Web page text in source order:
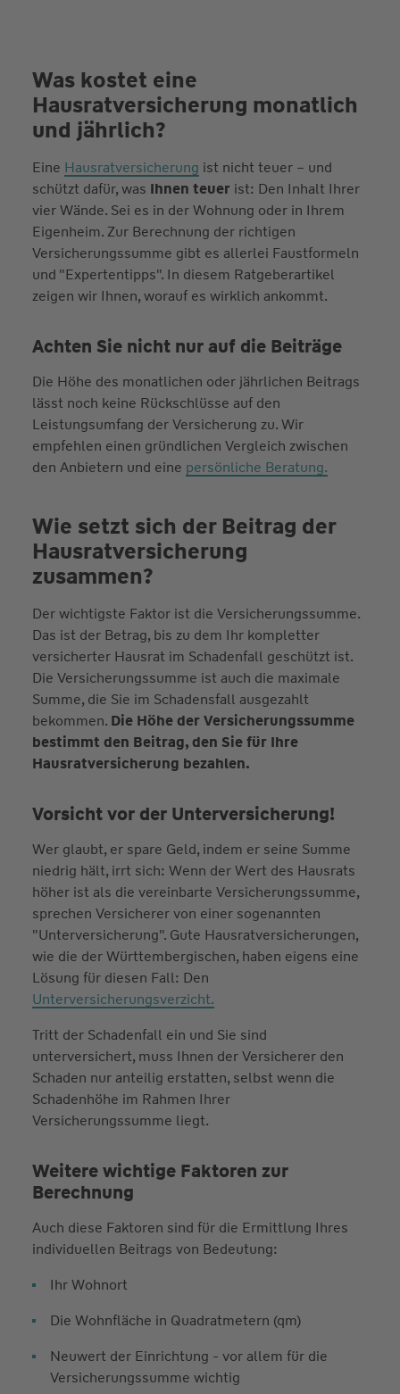
Was kostet eine
Hausratversicherung monatlich
und jährlich?
Eine Hausratversicherung ist nicht teuer – und
schützt dafür, was Ihnen teuer ist: Den Inhalt Ihrer
vier Wände. Sei es in der Wohnung oder in Ihrem
Eigenheim. Zur Berechnung der richtigen
Versicherungssumme gibt es allerlei Faustformeln
und "Expertentipps". In diesem Ratgeberartikel
zeigen wir Ihnen, worauf es wirklich ankommt.
Achten Sie nicht nur auf die Beiträge
Die Höhe des monatlichen oder jährlichen Beitrags
lässt noch keine Rückschlüsse auf den
Leistungsumfang der Versicherung zu. Wir
empfehlen einen gründlichen Vergleich zwischen
den Anbietern und eine persönliche Beratung.
Wie setzt sich der Beitrag der
Hausra­tversicher­ung
zusammen?
Der wichtigste Faktor ist die Versicherungssumme.
Das ist der Betrag, bis zu dem Ihr kompletter
versicherter Hausrat im Schadenfall geschützt ist.
Die Versicherungssumme ist auch die maximale
Summe, die Sie im Schadensfall ausgezahlt
bekommen. Die Höhe der Versicherungssumme
bestimmt den Beitrag, den Sie für Ihre
Hausratversicherung bezahlen.
Vorsicht vor der Unterversicherung!
Wer glaubt, er spare Geld, indem er seine Summe
niedrig hält, irrt sich: Wenn der Wert des Hausrats
höher ist als die vereinbarte Versicherungssumme,
sprechen Versicherer von einer sogenannten
"Unterversicherung". Gute Hausratversicherungen,
wie die der Württembergischen, haben eigens eine
Lösung für diesen Fall: Den
Unterversicherungsverzicht.
Tritt der Schadenfall ein und Sie sind
unterversichert, muss Ihnen der Versicherer den
Schaden nur anteilig erstatten, selbst wenn die
Schadenhöhe im Rahmen Ihrer
Versicherungssumme liegt.
Weitere wichtige Faktoren zur
Berechnung
Auch diese Faktoren sind für die Ermittlung Ihres
individuellen Beitrags von Bedeutung:
Ihr Wohnort
Die Wohnfläche in Quadratmetern (qm)
Neuwert der Einrichtung - vor allem für die
Versicherungssumme wichtig